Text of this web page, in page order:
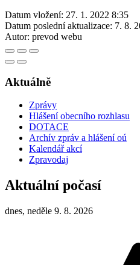
Datum vložení: 27. 1. 2022 8:35
Datum poslední aktualizace: 7. 8.
Autor: prevod webu
Aktuálně
Zprávy
Hlášení obecního rozhlasu
DOTACE
Archív zpráv a hlášení oú
Kalendář akcí
Zpravodaj
Aktuální počasí
dnes, neděle 9. 8. 2026